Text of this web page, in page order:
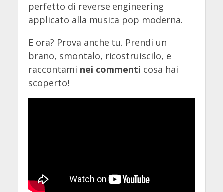
perfetto di reverse engineering
applicato alla musica pop moderna.
E ora? Prova anche tu. Prendi un
brano, smontalo, ricostruiscilo, e
raccontami nei commenti cosa hai
scoperto!